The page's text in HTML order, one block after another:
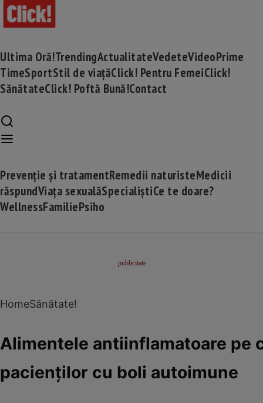
Ultima Oră!TrendingActualitateVedeteVideoPrime
TimeSportStil de viațăClick! Pentru FemeiClick!
SănătateClick! Poftă Bună!Contact
Prevenție și tratamentRemedii naturisteMedicii
răspundViața sexualăSpecialiștiCe te doare?
WellnessFamiliePsiho
HomeSănătate!
Alimentele antiinflamatoare pe
pacienților cu boli autoimune